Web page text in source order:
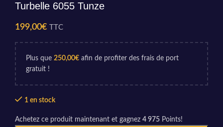
Turbelle 6055 Tunze
199,00€ TTC
Plus que 250,00€ afin de profiter des frais de port
gratuit !
1 en stock
Achetez ce produit maintenant et gagnez 4 975 Points!